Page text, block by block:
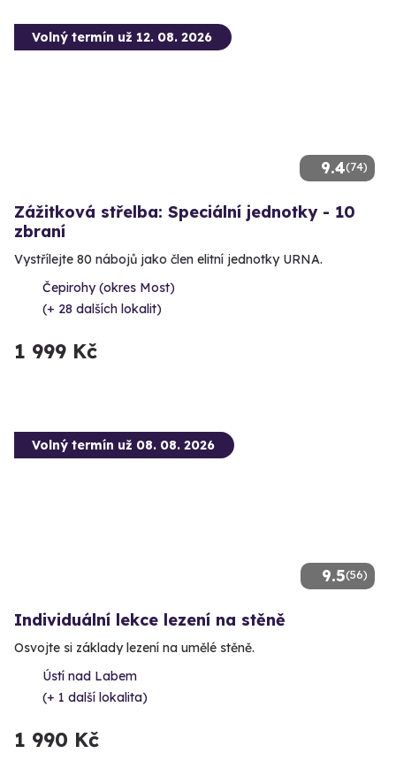
9.4(74)
Volný termín už 12. 08. 2026
Zážitková střelba: Speciální jednotky - 10
zbraní
Vystřílejte 80 nábojů jako člen elitní jednotky URNA.
Čepirohy (okres Most)
(+ 28 dalších lokalit)
1 999 Kč
9.5(56)
Volný termín už 08. 08. 2026
Individuální lekce lezení na stěně
Osvojte si základy lezení na umělé stěně.
Ústí nad Labem
(+ 1 další lokalita)
1 990 Kč